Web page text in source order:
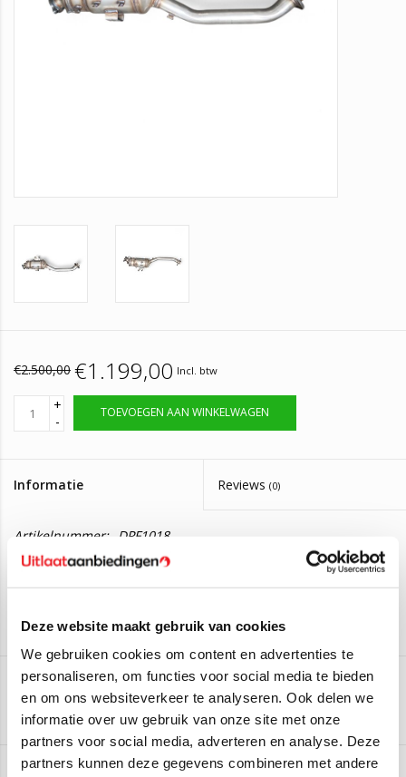
Deze website maakt gebruik van cookies
We gebruiken cookies om content en advertenties te
personaliseren, om functies voor social media te bieden
en om ons websiteverkeer te analyseren. Ook delen we
informatie over uw gebruik van onze site met onze
partners voor social media, adverteren en analyse. Deze
partners kunnen deze gegevens combineren met andere
€2.500,00 €1.199,00 Incl. btw
+
-
TOEVOEGEN AAN WINKELWAGEN
Informatie Reviews (0)
Artikelnummer:
DPF1018
Levertijd:
Op voorraad, bestel voor 14:00 zelfde dag
Roetfilter Silicium Fiat Fullback Pick-Up,
Mitsubishi L200
Deze roetfilter is geschikt voor de volgende auto's:
Fiat Fullback Pick-Up 2.4 D(113kW/154PK) (Van 2016 t/m -
>)
Fiat Fullback Pick-Up 2.4 D 4x4(113kW/154PK) (Van 2016
t/m ->)
Aan verlanglijst toevoegen/Toevoegen om te vergelijken/ Afdrukken